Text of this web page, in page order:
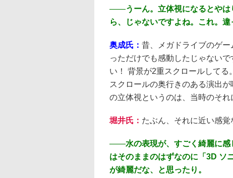
――うーん。立体視になるとや
ら、じゃないですよね。これ。違
奥成氏： 昔、メガドライブのゲ
っただけでも感動したじゃない
い！ 背景が2重スクロールして
スクロールの奥行きのある演出
の立体視というのは、当時のそれ
堀井氏： たぶん、それに近い感覚
――水の表現が、すごく綺麗に
はそのままのはずなのに「3D ソ
が綺麗だな、と思ったり。